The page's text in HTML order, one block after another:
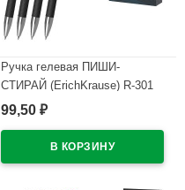
Ручка гелевая ПИШИ-
СТИРАЙ (ErichKrause) R-301
Магия Кубомир (Magic Block)
99,50 ₽